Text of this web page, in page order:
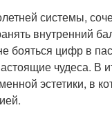
системы,
внутренний
бояться цифр в
чудеса. В
эстетики, в